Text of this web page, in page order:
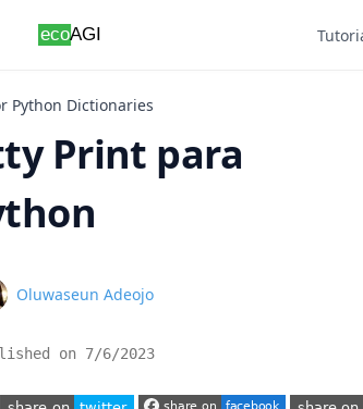
Python Dictionaries
Print para
Name
Oluwaseun Adeojo
on 7/6/2023